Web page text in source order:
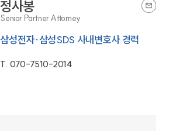
정사봉
Senior Partner Attorney
삼성전자·삼성SDS 사내변호사 경력
T. 070-7510-2014